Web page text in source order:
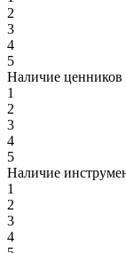
2
3
4
5
Наличие ценников
1
2
3
4
5
Наличие
1
2
3
4